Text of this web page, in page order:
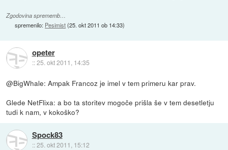
Zgodovina sprememb…
spremenilo: Pesimist(25. okt 2011 ob 14:33)
opeter
::25. okt 2011, 14:35
@BigWhale: Ampak Francoz je imel v tem primeru kar prav.
Glede NetFlixa: a bo ta storitev mogoče prišla še v tem desetletju
tudi k nam, v kokoško?
Spock83
::25. okt 2011, 15:12